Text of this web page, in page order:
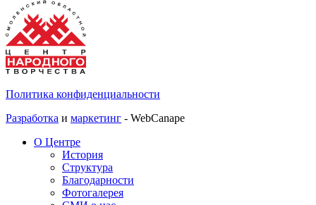
Политика конфиденциальности
Разработка и маркетинг - WebCanape
О Центре
История
Структура
Благодарности
Фотогалерея